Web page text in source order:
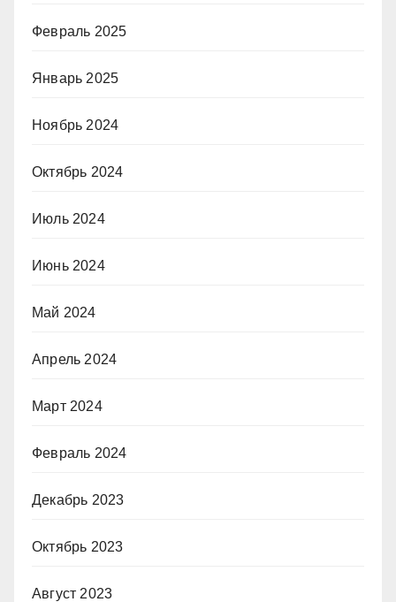
Февраль 2025
Январь 2025
Ноябрь 2024
Октябрь 2024
Июль 2024
Июнь 2024
Май 2024
Апрель 2024
Март 2024
Февраль 2024
Декабрь 2023
Октябрь 2023
Август 2023